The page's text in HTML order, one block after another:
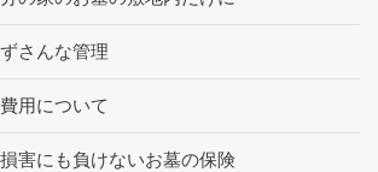
さんな管理
用について
害にも負けないお墓の保険